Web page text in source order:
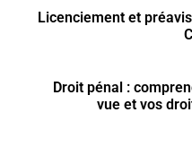
Licenciement et
Droit pénal :
vue et vos